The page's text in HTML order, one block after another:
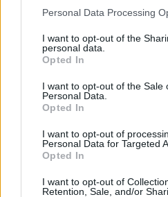
Personal Data Processing
I want to opt-out of the
personal data.
Opted In
I want to opt-out of the Sale
Personal Data.
Opted In
I want to opt-out of
Personal Data for Targeted
Opted In
I want to opt-out of
Retention, Sale, and/or
Il materiale (testo, foto e video) consultabile in
Alcune foto (screenshot) ed articoli presenti su
di pubblico dominio. Se i soggetti o gli autori
pubblicazione, non avranno che da